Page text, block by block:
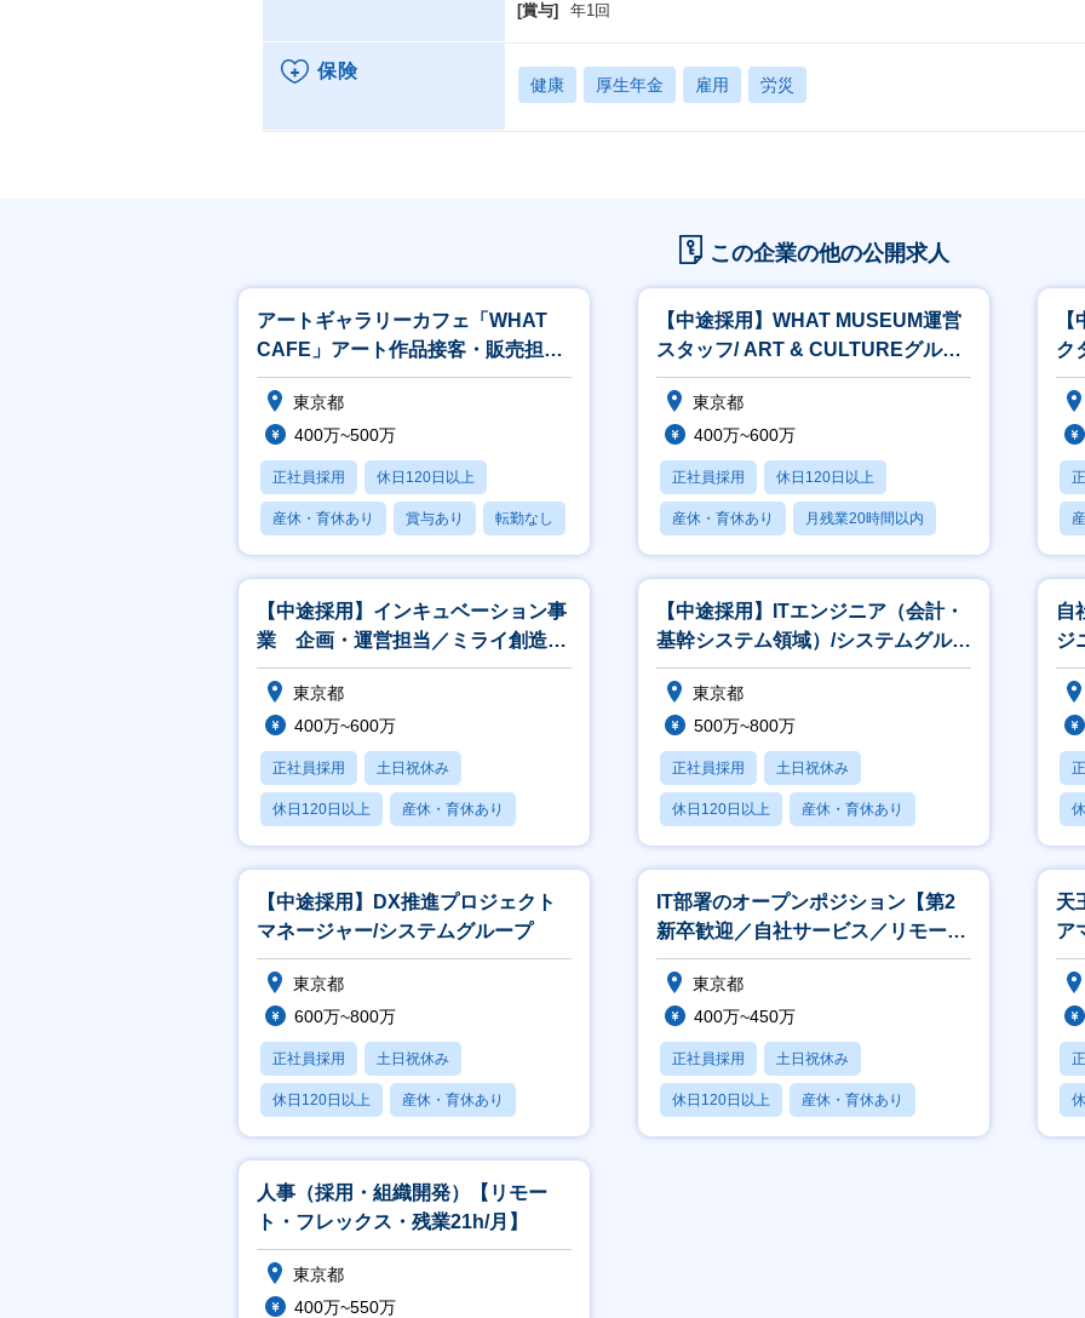
[賞与]
年1回
保険
健康 厚生年金 雇用 労災
この企業の他の公開求人
アートギャラリーカフェ「WHAT
CAFE」アート作品接客・販売担当
※アート領域未経験可
東京都
400万~500万
正社員採用 休日120日以上
産休・育休あり 賞与あり 転勤なし
【中途採用】WHAT MUSEUM運営
スタッフ/ ART & CULTUREグルー
プ
東京都
400万~600万
正社員採用 休日120日以上
産休・育休あり 月残業20時間以内
賞与あり
ク
【中途採用】インキュベーション事
業 企画・運営担当／ミライ創造室
（新規事業開発室）
東京都
400万~600万
正社員採用 土日祝休み
休日120日以上 産休・育休あり
月残業20時間以内
【中途採用】ITエンジニア（会計・
基幹システム領域）/システムグルー
プ
東京都
500万~800万
正社員採用 土日祝休み
休日120日以上 産休・育休あり
月残業20時間以内
自
ジ
ほ
【中途採用】DX推進プロジェクト
マネージャー/システムグループ
東京都
600万~800万
正社員採用 土日祝休み
休日120日以上 産休・育休あり
月残業20時間以内
IT部署のオープンポジション【第2
新卒歓迎／自社サービス／リモート
／フレックス】
東京都
400万~450万
正社員採用 土日祝休み
休日120日以上 産休・育休あり
月残業20時間以内
天
ア
フ
人事（採用・組織開発）【リモー
ト・フレックス・残業21h/月】
東京都
400万~550万